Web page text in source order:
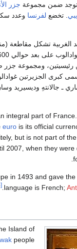
ضمن مجموعة جزر
. تخضع لفرنسا
تشكل مقاطعة
رئيسيتين، ومجموعة
ـ جالانتهِ وديسيريد
integral part of
euro is its official
but is not part of the
2007, when they
in 1493 and gave
language is French;
[4]
Island of
people.